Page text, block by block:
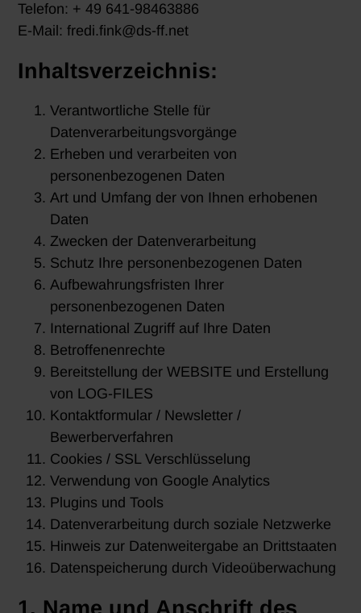
Telefon: + 49 641-98463886
E-Mail: fredi.fink@ds-ff.net
Inhaltsverzeichnis:
Verantwortliche Stelle für
Datenverarbeitungsvorgänge
Erheben und verarbeiten von
personenbezogenen Daten
Art und Umfang der von Ihnen erhobenen
Daten
Zwecken der Datenverarbeitung
Schutz Ihre personenbezogenen Daten
Aufbewahrungsfristen Ihrer
personenbezogenen Daten
International Zugriff auf Ihre Daten
Betroffenenrechte
Bereitstellung der WEBSITE und Erstellung
von LOG-FILES
Kontaktformular / Newsletter /
Bewerberverfahren
Cookies / SSL Verschlüsselung
Verwendung von Google Analytics
Plugins und Tools
Datenverarbeitung durch soziale Netzwerke
Hinweis zur Datenweitergabe an Drittstaaten
Datenspeicherung durch Videoüberwachung
1. Name und Anschrift des